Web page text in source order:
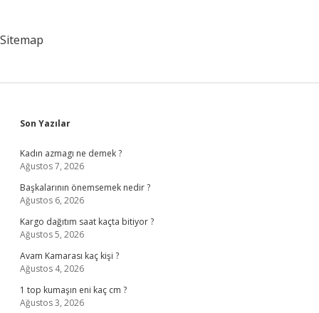
Sitemap
Sidebar
Son Yazılar
Kadın azmagı ne demek ?
Ağustos 7, 2026
Başkalarının önemsemek nedir ?
Ağustos 6, 2026
Kargo dağıtım saat kaçta bitiyor ?
Ağustos 5, 2026
Avam Kamarası kaç kişi ?
Ağustos 4, 2026
1 top kumaşın eni kaç cm ?
Ağustos 3, 2026